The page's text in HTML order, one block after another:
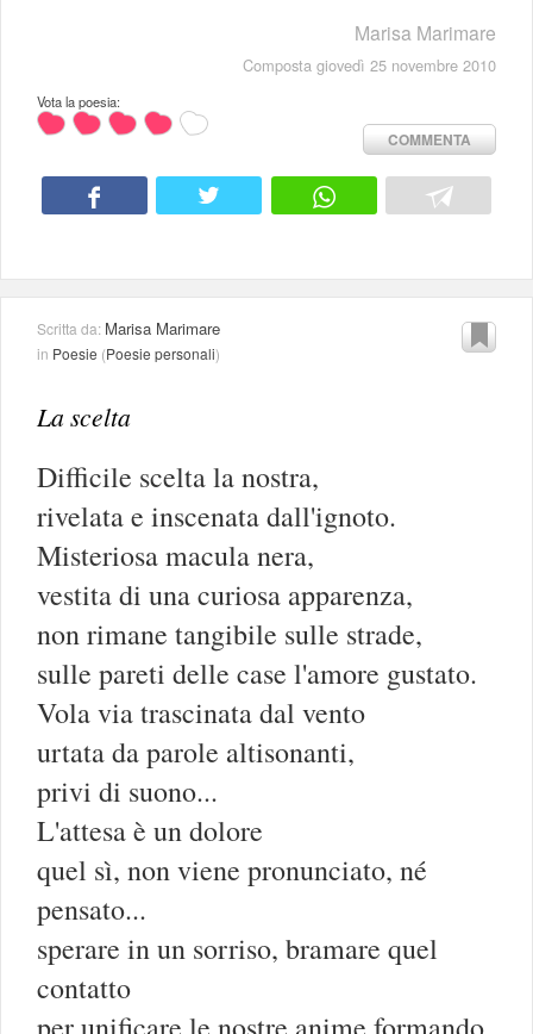
Marisa Marimare
Composta giovedì 25 novembre 2010
Vota la poesia:
COMMENTA
Scritta da: Marisa Marimare
in Poesie (Poesie personali)
La scelta
Difficile scelta la nostra,
rivelata e inscenata dall'ignoto.
Misteriosa macula nera,
vestita di una curiosa apparenza,
non rimane tangibile sulle strade,
sulle pareti delle case l'amore gustato.
Vola via trascinata dal vento
urtata da parole altisonanti,
privi di suono...
L'attesa è un dolore
quel sì, non viene pronunciato, né
pensato...
sperare in un sorriso, bramare quel
contatto